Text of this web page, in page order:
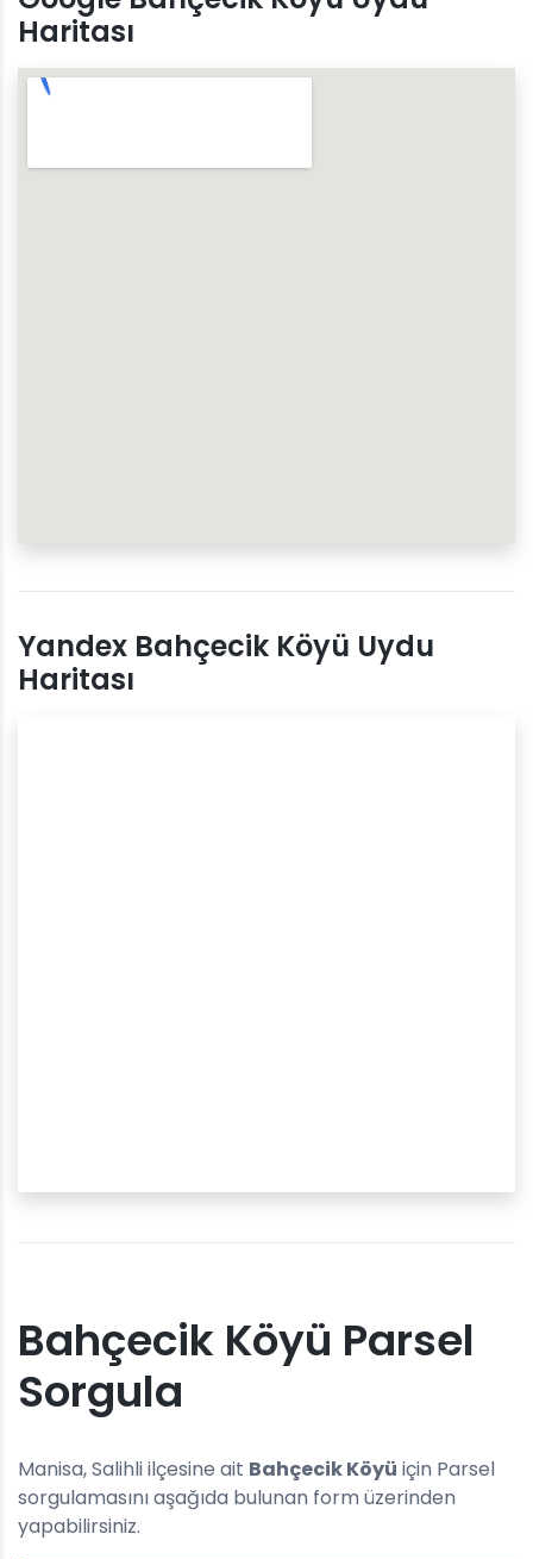
Haritası
Yandex Bahçecik Köyü Uydu
Haritası
Bahçecik Köyü Parsel
Sorgula
Manisa, Salihli ilçesine ait Bahçecik Köyü için Parsel
sorgulamasını aşağıda bulunan form üzerinden
yapabilirsiniz.